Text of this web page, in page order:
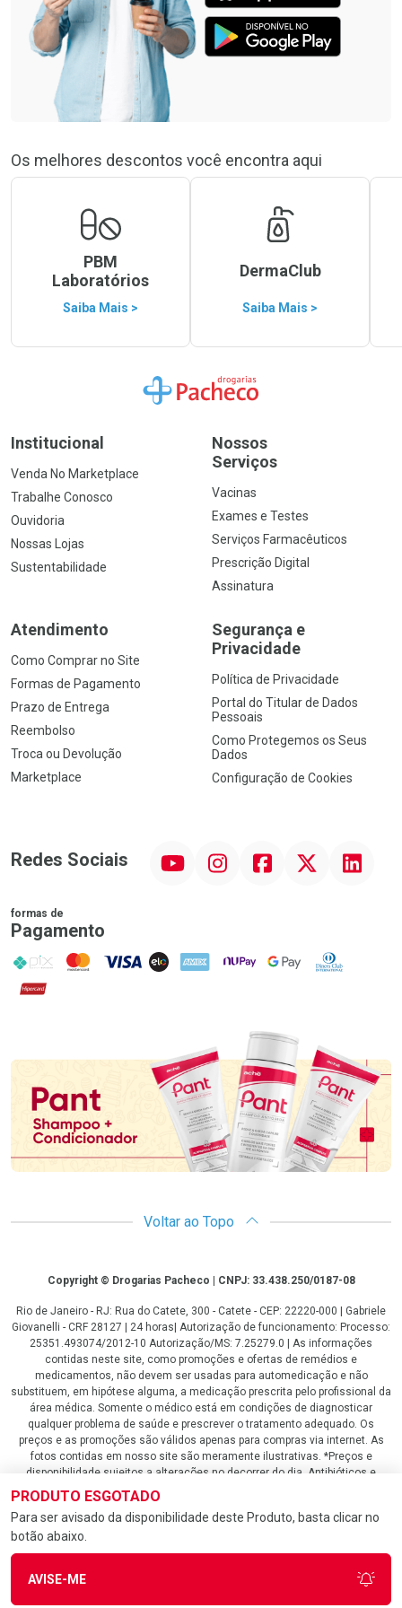
PRODUTO ESGOTADO
Para ser avisado da disponibilidade deste Produto, basta clicar no
botão abaixo.
AVISE-ME
Os melhores descontos você encontra aqui
PBM
Laboratórios
Saiba Mais >
DermaClub
Saiba Mais >
Ir para a Home
Institucional
Venda No Marketplace
Trabalhe Conosco
Ouvidoria
Nossas Lojas
Sustentabilidade
Nossos
Serviços
Vacinas
Exames e Testes
Serviços Farmacêuticos
Prescrição Digital
Assinatura
Atendimento
Como Comprar no Site
Formas de Pagamento
Prazo de Entrega
Reembolso
Troca ou Devolução
Marketplace
Segurança e
Privacidade
Política de Privacidade
Portal do Titular de Dados
Pessoais
Como Protegemos os Seus
Dados
Configuração de Cookies
Redes Sociais InstagramFacebookTwitter Linkedin
formas de
Pagamento
PIX MasterCard
VISA ELO AMEX NuPay Google PayDiners Club
Hipercard
Promoção em Destaque
Voltar ao Topo
CopyrightCopyright © Drogarias Pacheco | CNPJ: 33.438.250/0187-08
Rio de Janeiro - RJ: Rua do Catete, 300 - Catete - CEP: 22220-000 | Gabriele
Giovanelli - CRF 28127 | 24 horas| Autorização de funcionamento: Processo:
25351.493074/2012-10 Autorização/MS: 7.25279.0 | As informações
contidas neste site, como promoções e ofertas de remédios e
medicamentos, não devem ser usadas para automedicação e não
substituem, em hipótese alguma, a medicação prescrita pelo profissional da
área médica. Somente o médico está em condições de diagnosticar
qualquer problema de saúde e prescrever o tratamento adequado. Os
preços e as promoções são válidos apenas para compras via internet. As
fotos contidas em nosso site são meramente ilustrativas. *Preços e
disponibilidade sujeitos a alterações no decorrer do dia. Antibióticos e
antimicrobianos vendas apenas em lojas físicas ou televendas. Portaria nº
344 - 01/02/1999 - Ministério da Saúde. Horário de funcionamento Central
de Vendas e Atendimento ao Cliente 4020 4404 ou 0800 282 10 10 de
LGPD Aceite os Cookies